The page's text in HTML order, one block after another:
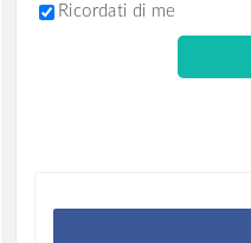
Ricordati di me